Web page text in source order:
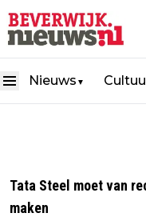
Nieuws ▼
Tata Steel moet van
maken